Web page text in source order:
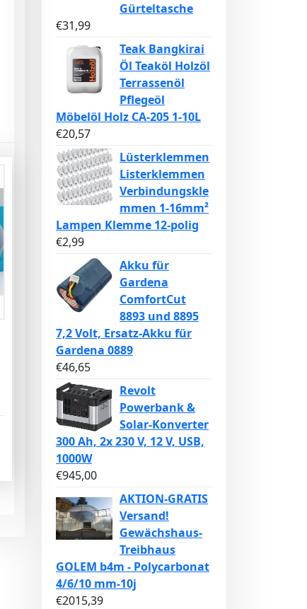
Gürteltasche
€31,99
Teak Bangkirai
Öl Teaköl Holzöl
Terrassenöl
Pflegeöl
Möbelöl Holz CA-205 1-10L
€20,57
Lüsterklemmen
Listerklemmen
Verbindungskle
mmen 1-16mm²
Lampen Klemme 12-polig
€2,99
Akku für
Gardena
ComfortCut
8893 und 8895
7,2 Volt, Ersatz-Akku für
Gardena 0889
€46,65
Revolt
Powerbank &
Solar-Konverter
300 Ah, 2x 230 V, 12 V, USB,
1000W
€945,00
AKTION-GRATIS
Versand!
Gewächshaus-
Treibhaus
GOLEM b4m - Polycarbonat
4/6/10 mm-10j
€2015,39